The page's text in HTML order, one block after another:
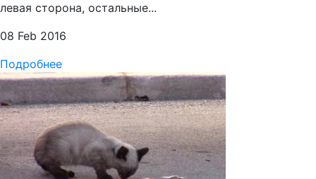
левая сторона, остальные...
08 Feb 2016
Подробнее